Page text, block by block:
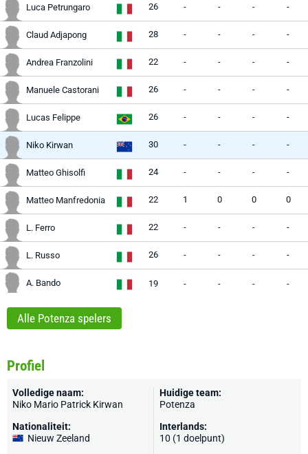
Luca Petrungaro 26 - - - -
Claud Adjapong 28 - - - -
Andrea Franzolini 22 - - - -
Manuele Castorani 26 - - - -
Lucas Felippe 26 - - - -
Niko Kirwan 30 - - - -
Matteo Ghisolfi 24 - - - -
Matteo Manfredonia 22 1 0 0 0
L. Ferro 22 - - - -
L. Russo 26 - - - -
A. Bando 19 - - - -
Alle Potenza spelers
Profiel
Volledige naam:
Niko Mario Patrick Kirwan
Nationaliteit:
Nieuw Zeeland
Huidige team:
Potenza
Interlands:
10 (1 doelpunt)